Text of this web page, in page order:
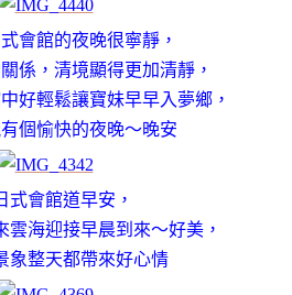
會館的夜晚很寧靜，
係，清境顯得更加清靜，
好輕鬆讓寶妹早早入夢鄉，
個愉快的夜晚～晚安
式會館道早安 ，
雲海迎接早晨到來～好美 ，
象整天都帶來好心情